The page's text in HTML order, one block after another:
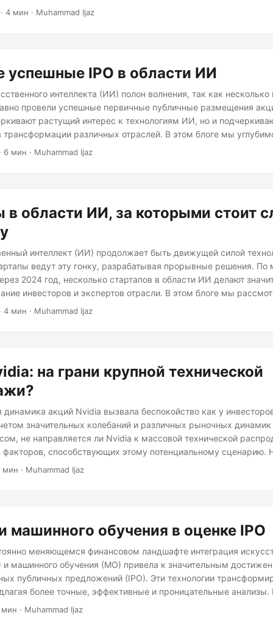
ИИ должны ориентироваться в сложной регуляторной
4 мин · Muhammad Ijaz
успешные IPO в области ИИ
интеллекта (ИИ) полон волнения, так как
провели успешные первичные публичные размещения
растущий интерес к технологиям ИИ, но и
трансформации различных отраслей. В этом блоге мы
успешных IPO в области ИИ, исследуя их пути, влияние на
6 мин · Muhammad Ijaz
в области ИИ, за которыми стоит
интеллект (ИИ) продолжает быть движущей силой
ведут эту гонку, разрабатывая прорывные решения. По
2024 год, несколько стартапов в области ИИ делают
инвесторов и экспертов отрасли. В этом блоге мы
ИИ, которые готовы оказать значительное влияние в этом
4 мин · Muhammad Ijaz
на грани крупной технической
акций Nvidia вызвала беспокойство как у
значительных колебаний и различных рыночных
не направляется ли Nvidia к массовой технической
факторов, способствующих этому потенциальному сценарию.
Nvidia в последние недели испытали заметную
мин · Muhammad Ijaz
машинного обучения в оценке IPO
меняющемся финансовом ландшафте интеграция
и машинного обучения (МО) привела к значительным
публичных предложений (IPO). Эти технологии
более точные, эффективные и проницательные анализы.
роль ИИ и МО в оценке IPO, их влияние, методологии и
· Muhammad Ijaz